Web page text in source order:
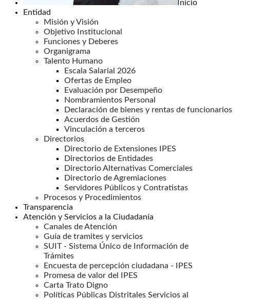
Inicio
Entidad
Misión y Visión
Objetivo Institucional
Funciones y Deberes
Organigrama
Talento Humano
Escala Salarial 2026
Ofertas de Empleo
Evaluación por Desempeño
Nombramientos Personal
Declaración de bienes y rentas de funcionarios
Acuerdos de Gestión
Vinculación a terceros
Directorios
Directorio de Extensiones IPES
Directorios de Entidades
Directorio Alternativas Comerciales
Directorio de Agremiaciones
Servidores Públicos y Contratistas
Procesos y Procedimientos
Transparencia
Atención y Servicios a la Ciudadanía
Canales de Atención
Guía de tramites y servicios
SUIT - Sistema Único de Información de
Trámites
Encuesta de percepción ciudadana - IPES
Promesa de valor del IPES
Carta Trato Digno
Políticas Públicas Distritales Servicios al